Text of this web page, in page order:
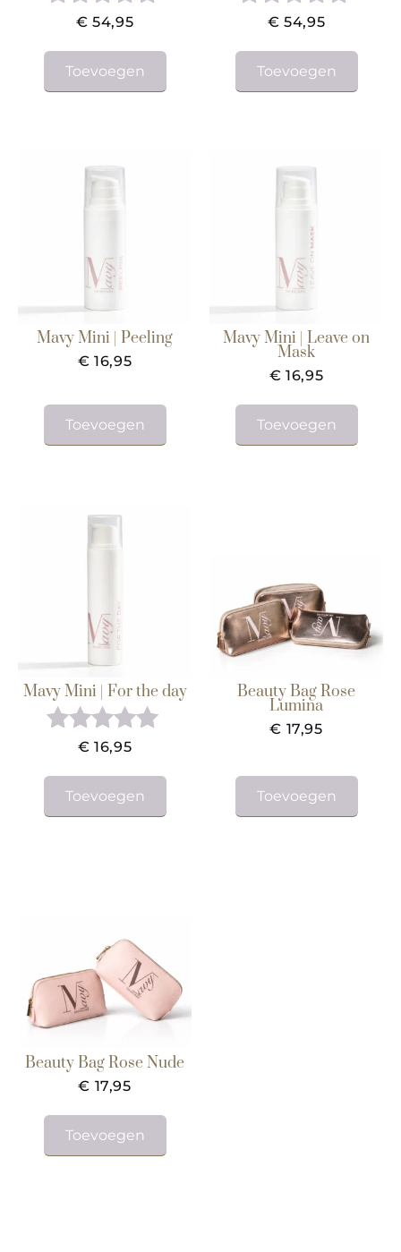
Gewaardeerd
uit 5
€ 54,95
Toevoegen
Gewaardeerd
uit 5
€ 54,95
Toevoegen
Mavy Mini | Peeling
€ 16,95
Toevoegen
Mavy Mini | Leave on
Mask
€ 16,95
Toevoegen
Mavy Mini | For the day
Gewaardeerd
uit 5
€ 16,95
Toevoegen
Beauty Bag Rose
Lumina
€ 17,95
Toevoegen
Beauty Bag Rose Nude
€ 17,95
Toevoegen